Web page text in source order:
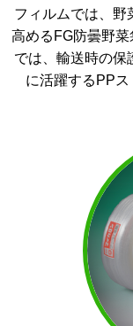
フィルムでは、野
高めるFG防曇野
では、輸送時の保
に活躍するPPス